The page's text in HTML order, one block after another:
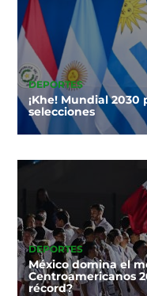
DEPORTES
¡Khe! Mundial
selecciones
DEPORTES
México domina el
Centroamericanos
récord?